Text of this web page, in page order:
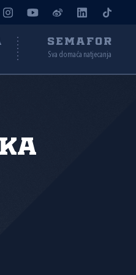
SEMAFOR
Sva domaća natjecanja